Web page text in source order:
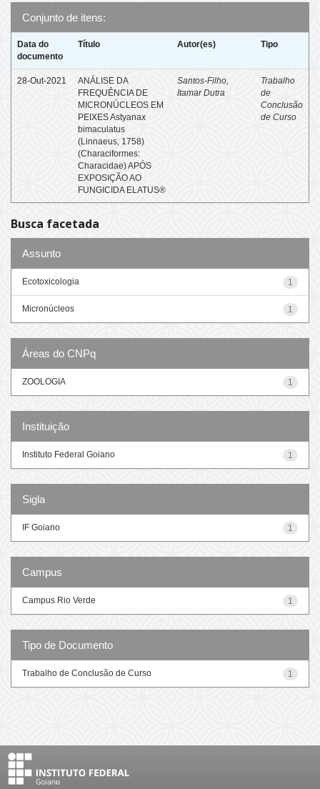
Conjunto de itens:
Data do
documento
Título Autor(es) Tipo
28-Out-2021
ANÁLISE DA
FREQUÊNCIA DE
MICRONÚCLEOS EM
PEIXES Astyanax
bimaculatus
(Linnaeus, 1758)
(Characiformes:
Characidae) APÓS
EXPOSIÇÃO AO
FUNGICIDA ELATUS®
Santos-Filho,
Itamar Dutra
Trabalho
de
Conclusão
de Curso
Busca facetada
Assunto
1
Ecotoxicologia
1
Micronúcleos
Áreas do CNPq
1
ZOOLOGIA
Instituição
1
Instituto Federal Goiano
Sigla
1
IF Goiano
Campus
1
Campus Rio Verde
Tipo de Documento
1
Trabalho de Conclusão de Curso